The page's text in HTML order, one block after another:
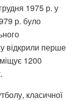
1975 р. у
р. було
відкрили перше
1200
класичної